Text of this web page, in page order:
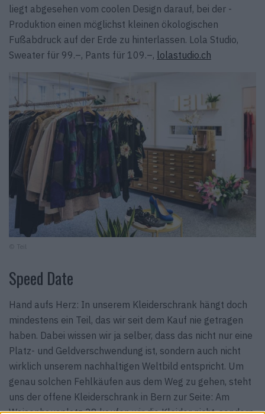
liegt abge­sehen vom coolen ­Design darauf, bei der ­
Produktion einen möglichst kleinen ökologischen
Fußabdruck auf der Erde zu hinterlassen. Lola Studio,
Sweater für 99.–, Pants für 109.–, ­ lola­studio.ch
© Teil
Speed Date
Hand aufs Herz: In unserem Kleiderschrank hängt doch
mindestens ein Teil, das wir seit dem Kauf nie getragen
haben. Dabei wissen wir ja selber, dass das nicht nur eine
Platz- und Geldverschwendung ist, sondern auch nicht
wirklich unserem nachhaltigen Weltbild entspricht. Um
genau solchen Fehl­käufen aus dem Weg zu gehen, steht
uns der offene Kleiderschrank in Bern zur Seite: Am